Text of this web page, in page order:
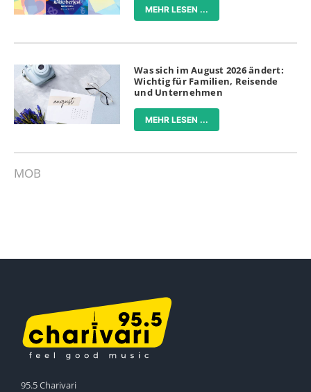
MEHR LESEN ...
Was sich im August 2026 ändert:
Wichtig für Familien, Reisende
und Unternehmen
MEHR LESEN ...
MOB
95.5 Charivari